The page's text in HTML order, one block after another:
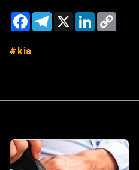
FacebookTelegram
X LinkedIn
kia